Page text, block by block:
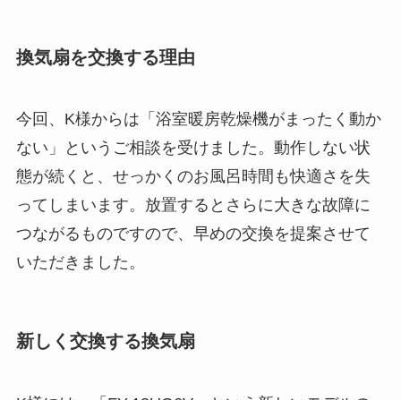
換気扇を交換する理由
今回、K様からは「浴室暖房乾燥機がまったく動か
ない」というご相談を受けました。動作しない状
態が続くと、せっかくのお風呂時間も快適さを失
ってしまいます。放置するとさらに大きな故障に
つながるものですので、早めの交換を提案させて
いただきました。
新しく交換する換気扇